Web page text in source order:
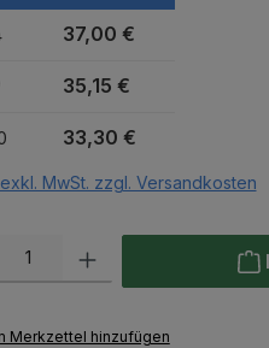
37,00 €
35,15 €
33,30 €
MwSt. zzgl. Versandkosten
Anzahl: Gib den gewünschten
Merkzettel hinzufügen